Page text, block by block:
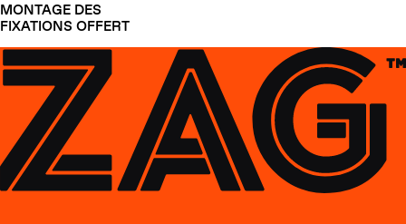
MONTAGE DES
FIXATIONS OFFERT